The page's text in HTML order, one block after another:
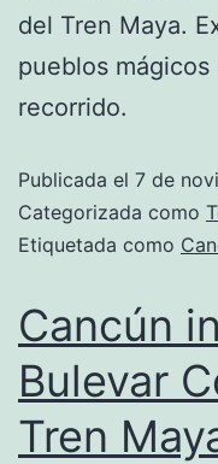
del Tren Maya.
pueblos
recorrido.
Publicada el 7 de
Categorizada como
Etiquetada como
Cancún
Bulevar
Tren